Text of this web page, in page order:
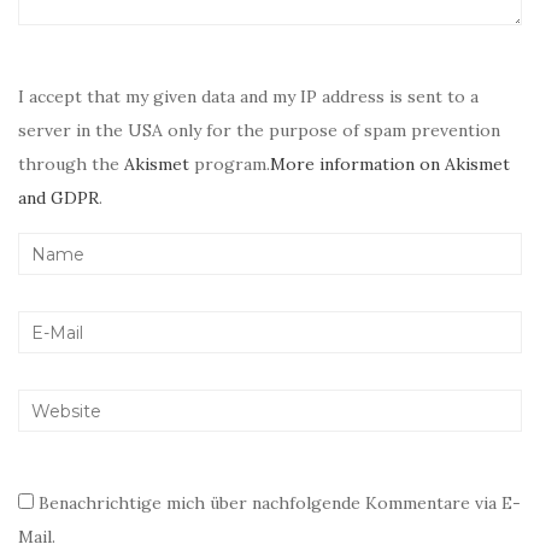
I accept that my given data and my IP address is sent to a
server in the USA only for the purpose of spam prevention
through the Akismet program.More information on Akismet
and GDPR.
Benachrichtige mich über nachfolgende Kommentare via E-
Mail.